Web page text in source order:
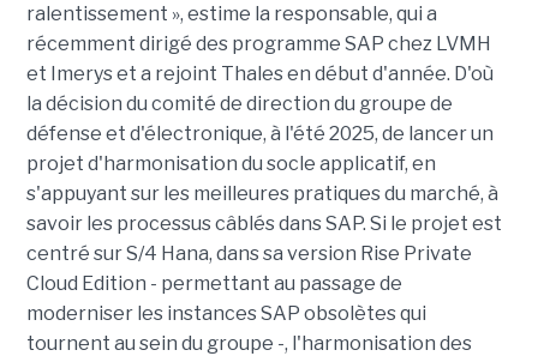
ralentissement », estime la responsable, qui a
récemment dirigé des programme SAP chez LVMH
et Imerys et a rejoint Thales en début d'année. D'où
la décision du comité de direction du groupe de
défense et d'électronique, à l'été 2025, de lancer un
projet d'harmonisation du socle applicatif, en
s'appuyant sur les meilleures pratiques du marché, à
savoir les processus câblés dans SAP. Si le projet est
centré sur S/4 Hana, dans sa version Rise Private
Cloud Edition - permettant au passage de
moderniser les instances SAP obsolètes qui
tournent au sein du groupe -, l'harmonisation des